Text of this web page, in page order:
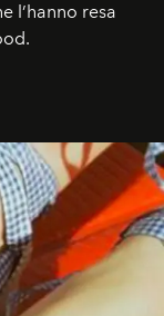
l’hanno resa